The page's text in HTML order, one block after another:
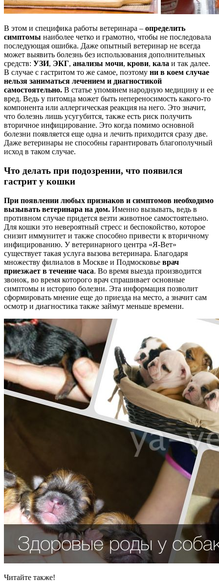
В этом и специфика работы ветеринара – определить
симптомы наиболее четко и грамотно, чтобы не последовала
последующая ошибка. Даже опытный ветеринар не всегда
может выявить болезнь без использования дополнительных
средств: УЗИ, ЭКГ, анализы мочи, крови, кала и так далее.
В случае с гастритом то же самое, поэтому ни в коем случае
нельзя заниматься лечением и диагностикой
самостоятельно. В статье упомянем народную медицину и ее
вред. Ведь у питомца может быть непереносимость какого-то
компонента или аллергическая реакция на него. Это значит,
что болезнь лишь усугубится, также есть риск получить
вторичное инфицирование. Это когда помимо основной
болезни появляется еще одна и лечить приходится сразу две.
Даже ветеринары не способны гарантировать благополучный
исход в таком случае.
Что делать при подозрении, что появился
гастрит у кошки
При появлении любых признаков и симптомов необходимо
вызывать ветеринара на дом. Именно вызывать, ведь в
противном случае придется везти животное самостоятельно.
Для кошки это невероятный стресс и беспокойство, которое
снизит иммунитет и также способно привести к вторичному
инфицированию. У ветеринарного центра «Я-Вет»
существует такая услуга вызова ветеринара. Благодаря
множеству филиалов в Москве и Подмосковье врач
приезжает в течение часа. Во время выезда производится
звонок, во время которого врач спрашивает основные
симптомы и историю болезни. Эта информация позволит
сформировать мнение еще до приезда на место, а значит сам
осмотр и диагностика также займут меньше времени.
Читайте также!